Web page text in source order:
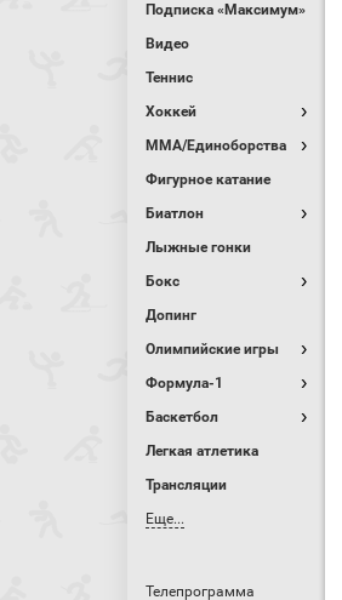
Подписка «Максимум»
Видео
Теннис
Хоккей
MMA/Единоборства
Фигурное катание
Биатлон
Лыжные гонки
Бокс
Допинг
Олимпийские игры
Формула-1
Баскетбол
Легкая атлетика
Трансляции
Еще...
Телепрограмма